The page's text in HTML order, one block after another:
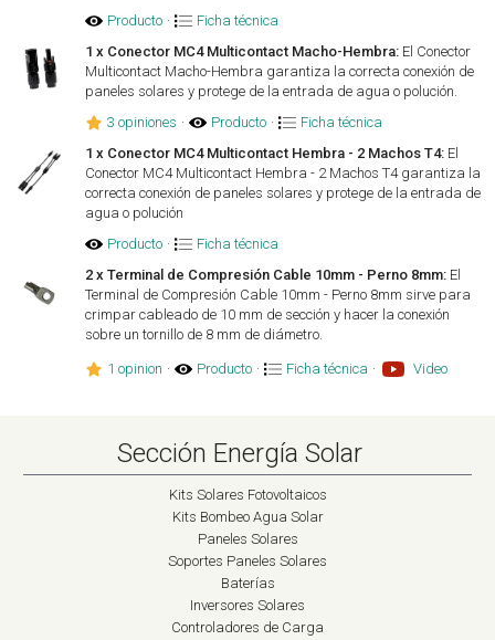
Producto ·
Ficha técnica
1 x Conector MC4 Multicontact Macho-Hembra: El Conector
Multicontact Macho-Hembra garantiza la correcta conexión de
paneles solares y protege de la entrada de agua o polución.
3 opiniones · Producto ·
Ficha técnica
1 x Conector MC4 Multicontact Hembra - 2 Machos T4: El
Conector MC4 Multicontact Hembra - 2 Machos T4 garantiza la
correcta conexión de paneles solares y protege de la entrada de
agua o polución
Producto ·
Ficha técnica
2 x Terminal de Compresión Cable 10mm - Perno 8mm: El
Terminal de Compresión Cable 10mm - Perno 8mm sirve para
crimpar cableado de 10 mm de sección y hacer la conexión
sobre un tornillo de 8 mm de diámetro.
1 opinion · Producto · Ficha técnica · Video
Sección Energía Solar
Kits Solares Fotovoltaicos
Kits Bombeo Agua Solar
Paneles Solares
Soportes Paneles Solares
Baterías
Inversores Solares
Controladores de Carga